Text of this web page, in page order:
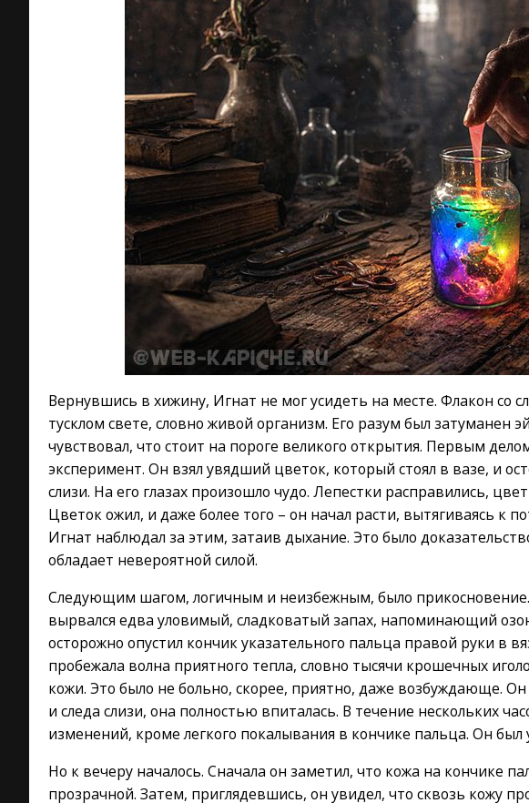
Вернувшись в хижину, Игнат не мог усидеть на месте. Флакон со
тусклом свете, словно живой организм. Его разум был
чувствовал, что стоит на пороге великого открытия. Первым
эксперимент. Он взял увядший цветок, который стоял в вазе, и
слизи. На его глазах произошло чудо. Лепестки расправились,
Цветок ожил, и даже более того – он начал расти, вытягиваясь к
Игнат наблюдал за этим, затаив дыхание. Это было
обладает невероятной силой.
Следующим шагом, логичным и неизбежным, было
вырвался едва уловимый, сладковатый запах, напоминающий
осторожно опустил кончик указательного пальца правой руки в
пробежала волна приятного тепла, словно тысячи крошечных
кожи. Это было не больно, скорее, приятно, даже возбуждающе.
и следа слизи, она полностью впиталась. В течение нескольких
изменений, кроме легкого покалывания в кончике пальца. Он был
Но к вечеру началось. Сначала он заметил, что кожа на кончике
прозрачной. Затем, приглядевшись, он увидел, что сквозь кожу